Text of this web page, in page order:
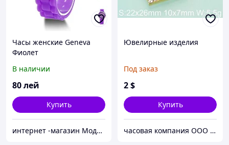
Часы женские Geneva
Фиолет
В наличии
80лей
Купить
интернет -магазин Модняшка
Ювелирные изделия
Под заказ
2$
Купить
часовая компания ООО ШИЦЗЕ